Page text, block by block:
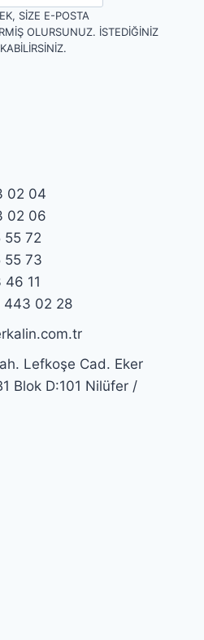
SIZE E-POSTA
OLURSUNUZ. İSTEDIĞINIZ
02 04
02 06
55 72
55 73
11
443 02 28
Lefkoşe Cad. Eker
Blok D:101 Nilüfer /